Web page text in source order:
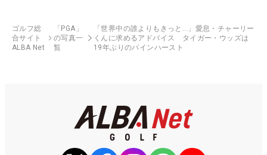
ゴルフ総
合サイト
ALBA Net
「PGA」
の写真一
覧
「世界中の誰よりもきっと…」愛息・チャーリー
くんに求めるアドバイス タイガー・ウッズは
19年ぶりのパインハースト